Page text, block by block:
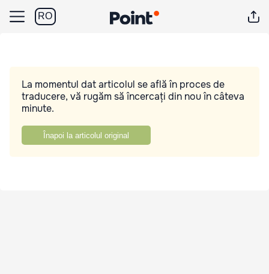
RO
La momentul dat articolul se află în proces de
traducere, vă rugăm să încercați din nou în câteva
minute.
Înapoi la articolul original